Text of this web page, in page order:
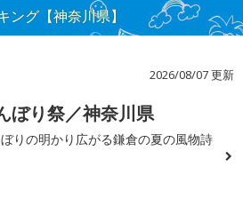
ング【神奈川県】
2026/08/07 更新
ぼり祭／神奈川県
りの明かり広がる鎌倉の夏の風物詩